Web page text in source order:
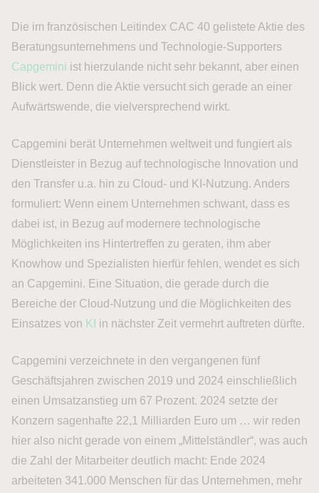
Die im französischen Leitindex CAC 40 gelistete Aktie des
Beratungsunternehmens und Technologie-Supporters
Capgemini ist hierzulande nicht sehr bekannt, aber einen
Blick wert. Denn die Aktie versucht sich gerade an einer
Aufwärtswende, die vielversprechend wirkt.
Capgemini berät Unternehmen weltweit und fungiert als
Dienstleister in Bezug auf technologische Innovation und
den Transfer u.a. hin zu Cloud- und KI-Nutzung. Anders
formuliert: Wenn einem Unternehmen schwant, dass es
dabei ist, in Bezug auf modernere technologische
Möglichkeiten ins Hintertreffen zu geraten, ihm aber
Knowhow und Spezialisten hierfür fehlen, wendet es sich
an Capgemini. Eine Situation, die gerade durch die
Bereiche der Cloud-Nutzung und die Möglichkeiten des
Einsatzes von KI in nächster Zeit vermehrt auftreten dürfte.
Capgemini verzeichnete in den vergangenen fünf
Geschäftsjahren zwischen 2019 und 2024 einschließlich
einen Umsatzanstieg um 67 Prozent. 2024 setzte der
Konzern sagenhafte 22,1 Milliarden Euro um … wir reden
hier also nicht gerade von einem „Mittelständler“, was auch
die Zahl der Mitarbeiter deutlich macht: Ende 2024
arbeiteten 341.000 Menschen für das Unternehmen, mehr